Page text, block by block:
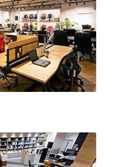
オフィスレイアウト、移転・納期
お問合せ・見積依頼をする